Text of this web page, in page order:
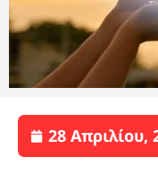
28 Απριλίου,